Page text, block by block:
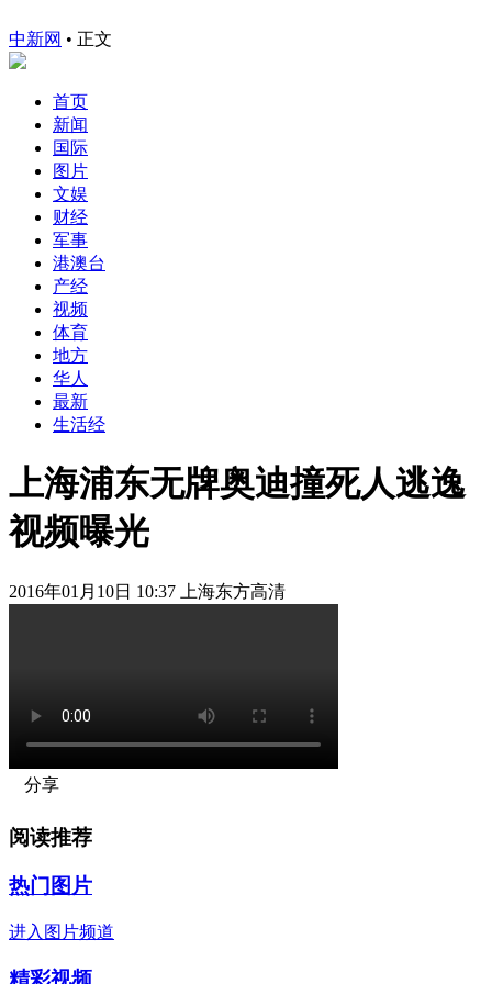
中新网 • 正文
首页
新闻
国际
图片
文娱
财经
军事
港澳台
产经
视频
体育
地方
华人
最新
生活经
上海浦东无牌奥迪撞死人逃逸
视频曝光
2016年01月10日 10:37 上海东方高清
分享
阅读推荐
热门图片
进入图片频道
精彩视频